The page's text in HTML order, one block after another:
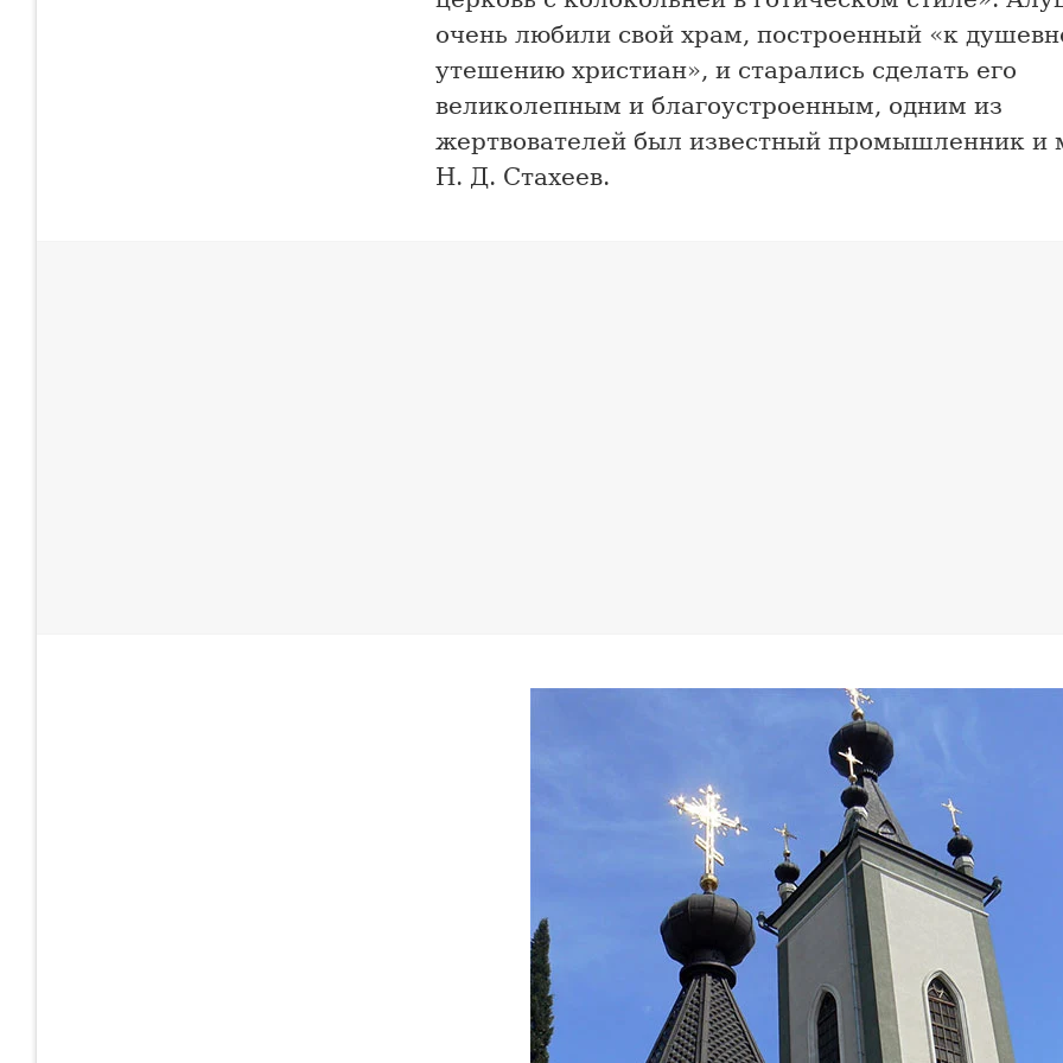
очень любили свой храм, построенный «к
утешению христиан», и старались сделать его
великолепным и благоустроенным, одним из
жертвователей был известный промышленник и
Н. Д. Стахеев.